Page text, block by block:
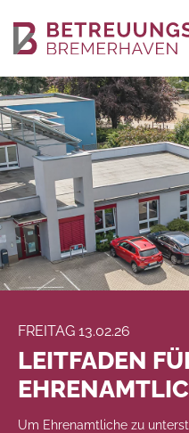
FREITAG 13.02.26
LEITFADEN
Um Ehrenamtliche zu